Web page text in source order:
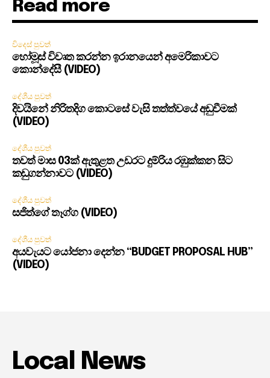
Read more
විදෙස් පුවත්
හෝමූස් විවෘත කරන්න ඉරානයෙන් අමෙරිකාවට
කොන්දේසී (VIDEO)
දේශීය පුවත්
දිවයිනේ නිරිතදිග කොටසේ වැසි තත්ත්වයේ අඩුවීමක්
(VIDEO)
දේශීය පුවත්
තවත් මාස 03ක් ඇතුළත උඩරට දුම්රිය රඹුක්කන සිට
කඩුගන්නාවට (VIDEO)
දේශීය පුවත්
සජිත්ගේ තෑග්ග (VIDEO)
දේශීය පුවත්
අයවැයට යෝජනා දෙන්න “BUDGET PROPOSAL HUB”
(VIDEO)
Local News